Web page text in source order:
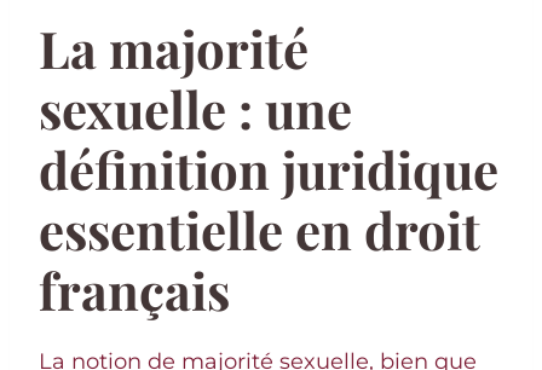
La majorité
sexuelle : une
définition juridique
essentielle en droit
français
La notion de majorité sexuelle, bien que